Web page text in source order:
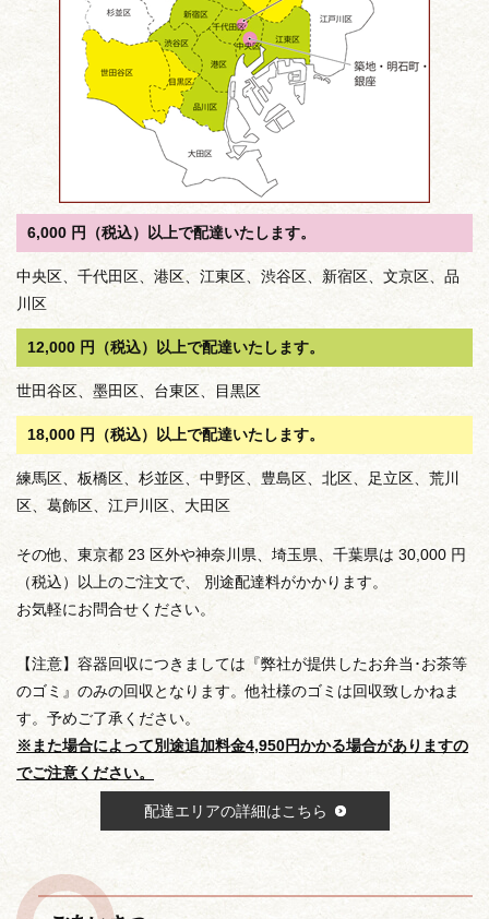
6,000 円（税込）以上で配達いたします。
中央区、千代田区、港区、江東区、渋谷区、新宿区、文京区、品
川区
12,000 円（税込）以上で配達いたします。
世田谷区、墨田区、台東区、目黒区
18,000 円（税込）以上で配達いたします。
練馬区、板橋区、杉並区、中野区、豊島区、北区、足立区、荒川
区、葛飾区、江戸川区、大田区
その他、東京都 23 区外や神奈川県、埼玉県、千葉県は 30,000 円
（税込）以上のご注文で、 別途配達料がかかります。
お気軽にお問合せください。
【注意】容器回収につきましては『弊社が提供したお弁当･お茶等
のゴミ』のみの回収となります。他社様のゴミは回収致しかねま
す。予めご了承ください。
※また場合によって別途追加料金4,950円かかる場合がありますの
でご注意ください。
配達エリアの詳細はこちら